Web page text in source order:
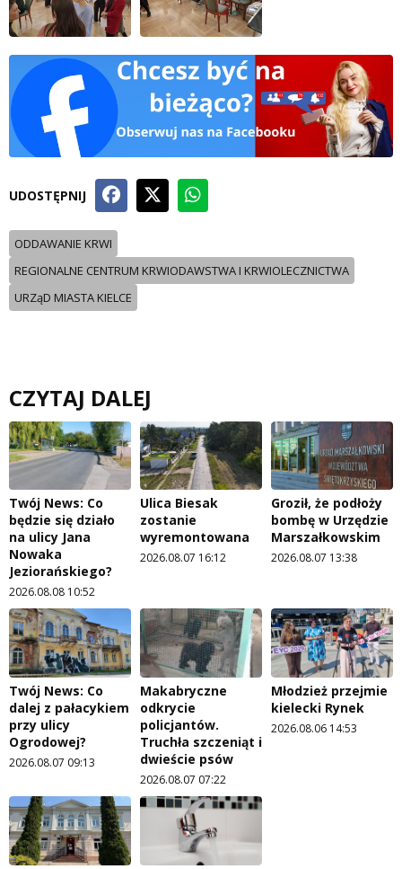
UDOSTĘPNIJ
ODDAWANIE KRWI
REGIONALNE CENTRUM KRWIODAWSTWA I KRWIOLECZNICTWA
URZąD MIASTA KIELCE
CZYTAJ DALEJ
Twój News: Co
będzie się działo
na ulicy Jana
Nowaka
Jeziorańskiego?
2026.08.08 10:52
Ulica Biesak
zostanie
wyremontowana
2026.08.07 16:12
Groził, że podłoży
bombę w Urzędzie
Marszałkowskim
2026.08.07 13:38
Twój News: Co
dalej z pałacykiem
przy ulicy
Ogrodowej?
2026.08.07 09:13
Makabryczne
odkrycie
policjantów.
Truchła szczeniąt i
dwieście psów
2026.08.07 07:22
Młodzież przejmie
kielecki Rynek
2026.08.06 14:53